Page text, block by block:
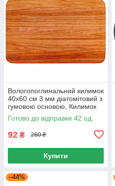
Вологопоглинальний килимок
40х60 см 3 мм діатомітовий з
гумовою основою, Килимок
для ванної 40х60
Антиковзний
Готово до відправки 42 од.
92 ₴ 260 ₴
Купити
–44%